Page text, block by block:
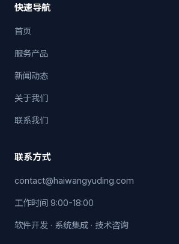
快速导航
首页
服务产品
新闻动态
关于我们
联系我们
联系方式
contact@haiwangyuding.com
工作时间 9:00-18:00
软件开发 · 系统集成 · 技术咨询